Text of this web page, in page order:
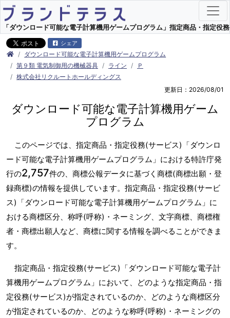
「ダウンロード可能な電子計算機用ゲームプログラム」指定商品・指定役
シェア
ダウンロード可能な電子計算機用ゲームプログラム
第９類 電気制御用の機械器具
ライン
Ｐ
株式会社リクルートホールディングス
更新日：2026/08/01
ダウンロード可能な電子計算機用ゲーム
プログラム
このページでは、指定商品・指定役務(サービス)「ダウンロ
ード可能な電子計算機用ゲームプログラム」における特許庁発
行の2,757件の、商標公報データに基づく商標(商標出願・登
録商標)の情報を提供しています。指定商品・指定役務(サービ
ス)「ダウンロード可能な電子計算機用ゲームプログラム」に
おける商標区分、称呼(呼称)・ネーミング、文字商標、商標権
者・商標出願人など、商標に関する情報を調べることができま
す。
指定商品・指定役務(サービス)「ダウンロード可能な電子計
算機用ゲームプログラム」において、どのような指定商品・指
定役務(サービス)が指定されているのか、どのような商標区分
が指定されているのか、どのような称呼(呼称)・ネーミングの